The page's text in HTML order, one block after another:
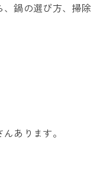
、鍋の選び方、掃除
あります。